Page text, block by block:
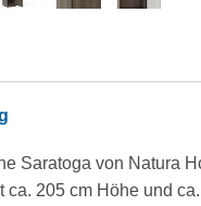
Saratoga von Natura
ca. 205 cm Höhe und